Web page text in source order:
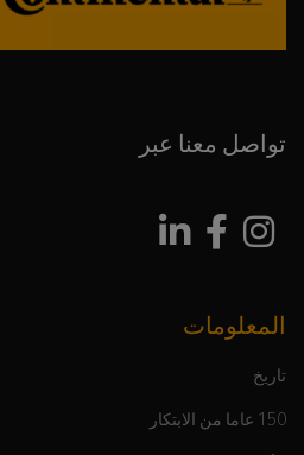
تواصل معنا عبر
المعلومات
تاريخ
150 عاما من الابتكار